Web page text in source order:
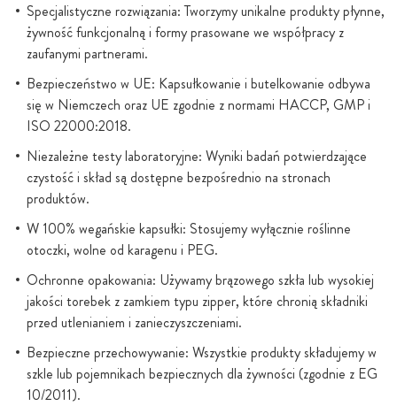
Specjalistyczne rozwiązania: Tworzymy unikalne produkty płynne,
żywność funkcjonalną i formy prasowane we współpracy z
zaufanymi partnerami.
Bezpieczeństwo w UE: Kapsułkowanie i butelkowanie odbywa
się w Niemczech oraz UE zgodnie z normami HACCP, GMP i
ISO 22000:2018.
Niezależne testy laboratoryjne: Wyniki badań potwierdzające
czystość i skład są dostępne bezpośrednio na stronach
produktów.
W 100% wegańskie kapsułki: Stosujemy wyłącznie roślinne
otoczki, wolne od karagenu i PEG.
Ochronne opakowania: Używamy brązowego szkła lub wysokiej
jakości torebek z zamkiem typu zipper, które chronią składniki
przed utlenianiem i zanieczyszczeniami.
Bezpieczne przechowywanie: Wszystkie produkty składujemy w
szkle lub pojemnikach bezpiecznych dla żywności (zgodnie z EG
10/2011).